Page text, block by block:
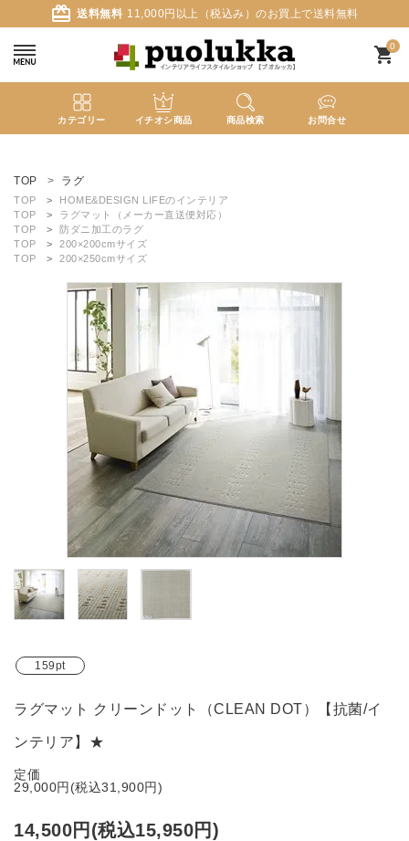
card_giftcard 送料無料 11,000円以上（税込み）のお買上で送料無料
0
shopping_cart
カテゴリー イチオシ商品 商品検索 お問合せ
ようこそ ゲスト 様
meeting_room ログイン
search
カテゴリーから探す
ガイドライン
TOP ラグ
TOP
HOME&DESIGN LIFEのインテリア
TOP
ラグマット（メーカー直送便対応）
TOP
防ダニ加工のラグ
TOP
200×200cmサイズ
TOP
200×250cmサイズ
159pt
ラグマット クリーンドット（CLEAN DOT）【抗菌/イ
ンテリア】★
定価
29,000円(税込31,900円)
14,500円(税込15,950円)